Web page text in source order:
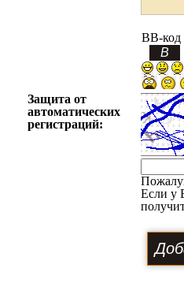
BB-код
Защита от
автоматических
регистраций:
Если у